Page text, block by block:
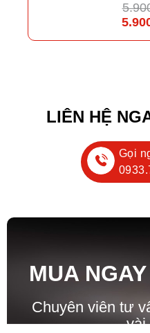
LIÊN HỆ
Gọi
MUA
Chuyên viên tư
vài